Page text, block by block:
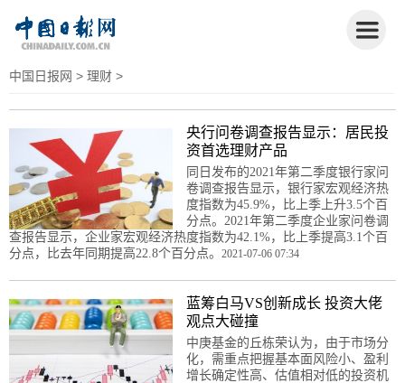
中国日报网 > 理财 >
央行问卷调查报告显示：居民投
资首选理财产品
同日发布的2021年第二季度银行家问
卷调查报告显示，银行家宏观经济热
度指数为45.9%，比上季上升3.5个百
分点。2021年第二季度企业家问卷调
查报告显示，企业家宏观经济热度指数为42.1%，比上季提高3.1个百
分点，比去年同期提高22.8个百分点。 2021-07-06 07:34
蓝筹白马VS创新成长 投资大佬
观点大碰撞
中庚基金的丘栋荣认为，由于市场分
化，需重点把握基本面风险小、盈利
增长确定性高、估值相对低的投资机